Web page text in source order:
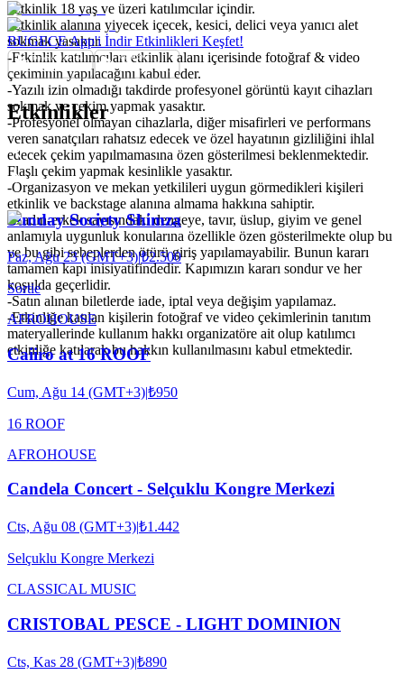
-Etkinlik 18 yaş ve üzeri katılımcılar içindir.
-Etkinlik alanına yiyecek içecek, kesici, delici veya yanıcı alet
sokmak yasaktır.
-Etkinlik katılımcıları etkinlik alanı içerisinde fotoğraf & video
çekiminin yapılacağını kabul eder.
-Yazılı izin olmadığı takdirde profesyonel görüntü kayıt cihazları
sokmak ve çekim yapmak yasaktır.
-Profesyonel olmayan cihazlarla, diğer misafirleri ve performans
veren sanatçıları rahatsız edecek ve özel hayatının gizliliğini ihlal
edecek çekim yapılmamasına özen gösterilmesi beklenmektedir.
Flaşlı çekim yapmak kesinlikle yasaktır.
-Organizasyon ve mekan yetkilileri uygun görmedikleri kişileri
etkinlik ve backstage alanına almama hakkına sahiptir.
-Kadın-erkek sayısındaki dengeye, tavır, üslup, giyim ve genel
anlamıyla uygunluk konularına özellikle özen gösterilmekte olup bu
ve bu gibi sebeplerden ötürü giriş yapılamayabilir. Bunun kararı
tamamen kapı inisiyatifindedir. Kapımızın kararı sondur ve her
koşulda geçerlidir.
-Satın alınan biletlerde iade, iptal veya değişim yapılamaz.
-Etkinliğe katılan kişilerin fotoğraf ve video çekimlerinin tanıtım
materyallerinde kullanım hakkı organizatöre ait olup katılımcı
etkinliğe katılarak bu hakkın kullanılmasını kabul etmektedir.
BUGECE App'i İndir Etkinlikleri Keşfet!
Etkinlikler
Sunday Society Shimza
Paz, Ağu 23 (GMT+3)|₺2.500
Sortie
AFROHOUSE
Caiiro at 16 ROOF
Cum, Ağu 14 (GMT+3)|₺950
16 ROOF
AFROHOUSE
Candela Concert - Selçuklu Kongre Merkezi
Cts, Ağu 08 (GMT+3)|₺1.442
Selçuklu Kongre Merkezi
CLASSICAL MUSIC
CRISTOBAL PESCE - LIGHT DOMINION
Cts, Kas 28 (GMT+3)|₺890